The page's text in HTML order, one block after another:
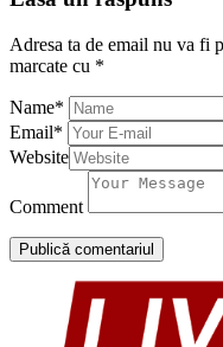
Adresa ta de email nu va fi
marcate cu *
Name*
Email*
Website
Comment